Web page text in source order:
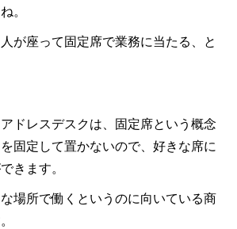
。
が座って固定席で業務に当たる、と
ドレスデスクは、固定席という概念
固定して置かないので、好きな席に
きます。
場所で働くというのに向いている商